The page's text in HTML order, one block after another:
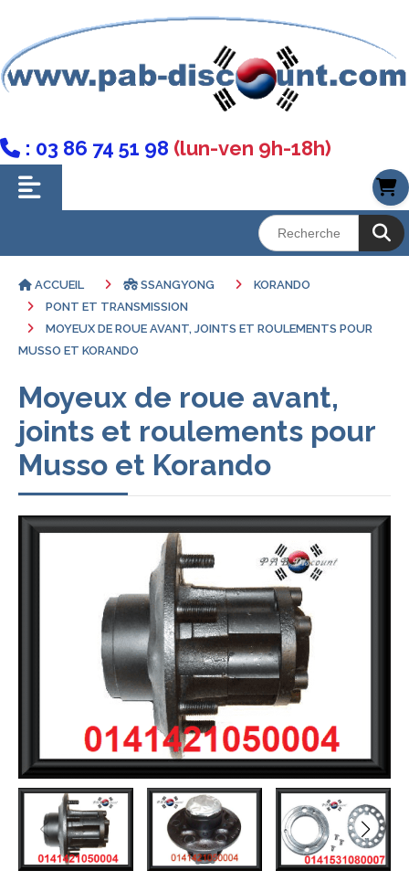
 : 03 86 74 51 98 (lun-ven 9h-18h)
ACCUEIL SSANGYONG
KORANDO
PONT ET TRANSMISSION
MOYEUX DE ROUE AVANT, JOINTS ET ROULEMENTS POUR
MUSSO ET KORANDO
Moyeux de roue avant,
joints et roulements pour
Musso et Korando